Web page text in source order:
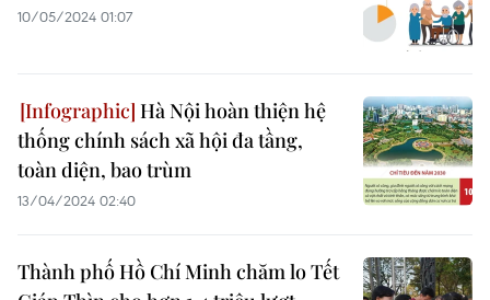
10/05/2024 01:07
Hà Nội hoàn thiện hệ
thống chính sách xã hội đa tầng,
toàn diện, bao trùm
13/04/2024 02:40
Thành phố Hồ Chí Minh chăm lo Tết